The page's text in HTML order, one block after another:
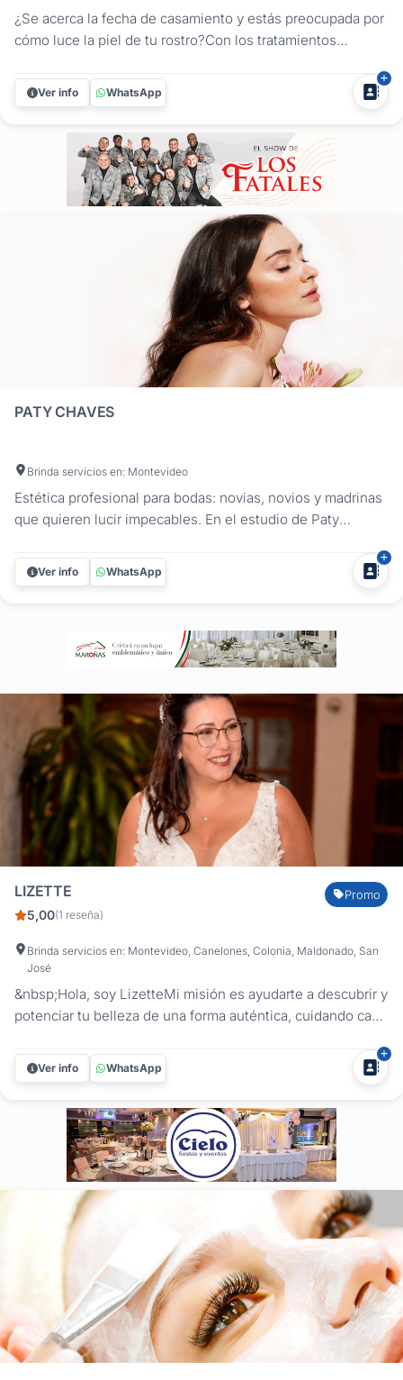
¿Se acerca la fecha de casamiento y estás preocupada por
cómo luce la piel de tu rostro?Con los tratamientos
encontrarás el tratamiento que necesitás para eliminar el
acné, limpiar tu cutis, peeling químico, tratamientos con...
Ver info WhatsApp
PATY CHAVES
Brinda servicios en: Montevideo
Estética profesional para bodas: novias, novios y madrinas
que quieren lucir impecables. En el estudio de Paty
estética previa al casamiento. Nuestra prioridad es que
cada piel esté cuidada, equilibrada y lista para el maquillaje
Ver info WhatsApp
LIZETTE
5,00(1 reseña)
Promo
Brinda servicios en: Montevideo, Canelones, Colonia, Maldonado, San
José
&nbsp;Hola, soy LizetteMi misión es ayudarte a descubrir y
potenciar tu belleza de una forma auténtica, cuidando cada
imagen.Hace más de 30 años que dedico mi vida al mundo
de la estética y la belleza, acompañando a mujeres en
Ver info WhatsApp